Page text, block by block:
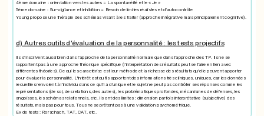
4ème domaine : orientation vers les autres = La spontanéité et le « Je »
5ème domaine : Sur-vigilance et inhibition = Besoin de limites réalistes et d’autocontrôle
Young propose une thérapie des schémas visant à les traiter (approche intégrative mais principalement cognitive).
d) Autres outils d’évaluation de la personnalité : les tests projectifs
Ils s’inscrivent aussi bien dans l’approche de la personnalité normale que dans l’approche des TP. Ils ne se
rapportent pas à une approche théorique spécifique (l’interprétation des résultats peut se faire en lien avec
différentes théories). Ce qui les caractérise est leur méthode et la richesse des résultats qu’elle peuvent apporter
pour évaluer la personnalité. L'intérêt est qu'ils apportent des informations très cliniques, uniques, car les données
recueillies renvoient à l’individu dans ce qu’il a d’unique et le sujet ne peut pas contrôler ses réponses comme les
représentations (de soi, des relations, des autres), les problématiques profondes, mécanismes de défenses, les
angoisses, les schémas relationnels, etc. Ils ont des limites : dimension parfois interprétative (subjective) des
résultats, mais pas pour tous. Tous ne se prêtent pas à une validation psychométrique.
Ex de tests : Rorschach, TAT, CAT, etc.